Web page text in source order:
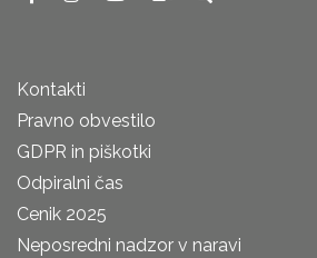
Kontakti
Pravno obvestilo
GDPR in piškotki
Odpiralni čas
Cenik 2025
Neposredni nadzor v naravi